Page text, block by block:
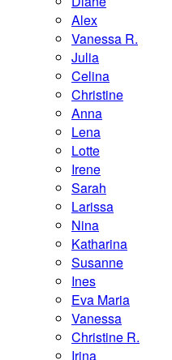
Alex
Vanessa R.
Julia
Celina
Christine
Anna
Lena
Lotte
Irene
Sarah
Larissa
Nina
Katharina
Susanne
Ines
Eva Maria
Vanessa
Christine R.
Irina